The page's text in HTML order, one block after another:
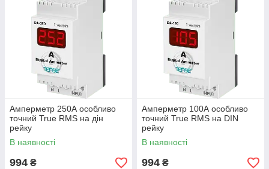
Амперметр 250А особливо
точний True RMS на дін
рейку
В наявності
994 ₴
Амперметр 100А особливо
точний True RMS на DIN
рейку
В наявності
994 ₴